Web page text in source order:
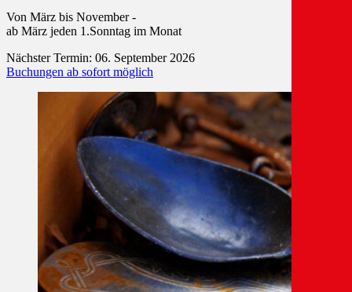
Von März bis November -
ab März jeden 1.Sonntag im Monat
Nächster Termin: 06. September 2026
Buchungen ab sofort möglich